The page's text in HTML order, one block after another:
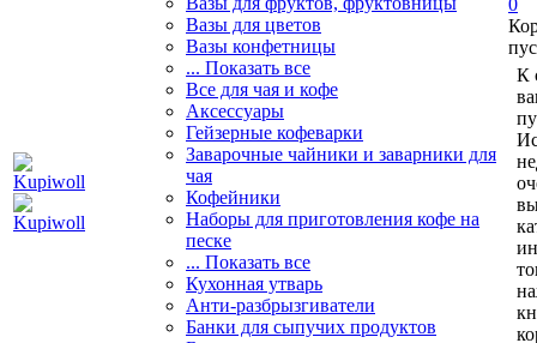
Вазы для цветов
Вазы конфетницы
... Показать все
Все для чая и кофе
Аксессуары
Гейзерные кофеварки
Заварочные чайники и заварники для
чая
Кофейники
Наборы для приготовления кофе на
песке
... Показать все
Кухонная утварь
Анти-разбрызгиватели
Банки для сыпучих продуктов
0
К